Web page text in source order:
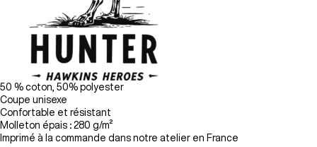
50 % coton, 50% polyester
Coupe unisexe
Confortable et résistant
Molleton épais : 280 g/m²
Imprimé à la commande dans notre atelier en France